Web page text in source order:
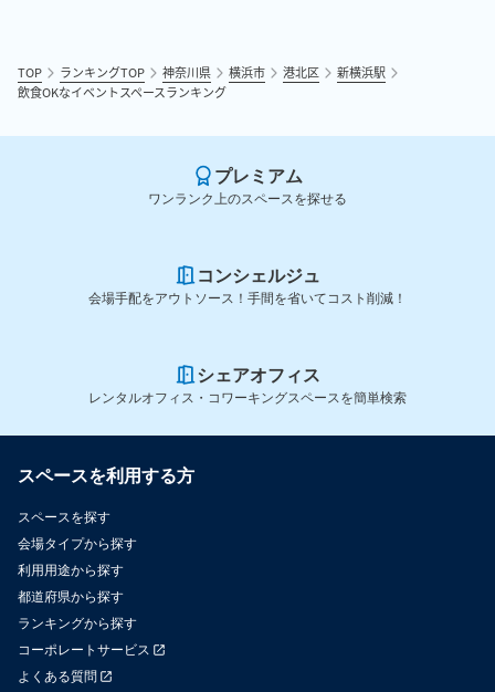
TOP ランキングTOP 神奈川県 横浜市 港北区
新横浜駅
飲食OKなイベントスペースランキング
プレミアム
ワンランク上のスペースを探せる
コンシェルジュ
会場手配をアウトソース！手間を省いてコスト削減！
シェアオフィス
レンタルオフィス・コワーキングスペースを簡単検索
スペースを利用する方
スペースを探す
会場タイプから探す
利用用途から探す
都道府県から探す
ランキングから探す
コーポレートサービス
よくある質問